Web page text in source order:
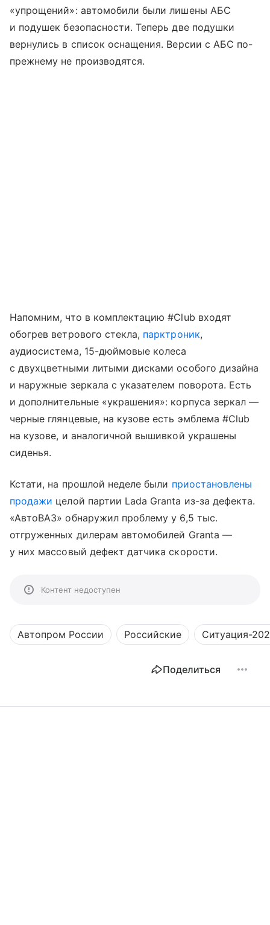
«упрощений»: автомобили были лишены АБС
и подушек безопасности. Теперь две подушки
вернулись в список оснащения. Версии с АБС по-
прежнему не производятся.
Напомним, что в комплектацию #Club входят
обогрев ветрового стекла, парктроник,
аудиосистема, 15-дюймовые колеса
с двухцветными литыми дисками особого дизайна
и наружные зеркала с указателем поворота. Есть
и дополнительные «украшения»: корпуса зеркал —
черные глянцевые, на кузове есть эмблема #Club
на кузове, и аналогичной вышивкой украшены
сиденья.
Кстати, на прошлой неделе были приостановлены
продажи целой партии Lada Granta из-за дефекта.
«АвтоВАЗ» обнаружил проблему у 6,5 тыс.
отгруженных дилерам автомобилей Granta —
у них массовый дефект датчика скорости.
Контент недоступен
Автопром России Российские Ситуация-
Поделиться